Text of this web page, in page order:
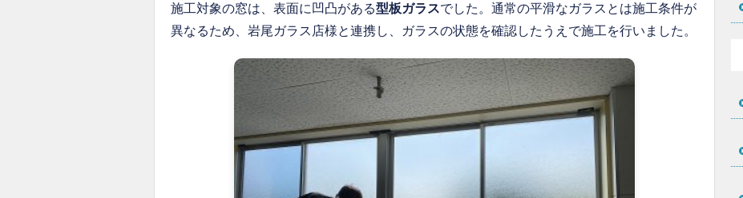
施工対象の窓は、表面に凹凸がある型板ガラスでした。通常の平滑なガラスとは施工条件が
異なるため、岩尾ガラス店様と連携し、ガラスの状態を確認したうえで施工を行いました。